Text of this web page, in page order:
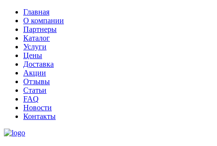
Главная
О компании
Партнеры
Каталог
Услуги
Цены
Доставка
Акции
Отзывы
Статьи
FAQ
Новости
Контакты